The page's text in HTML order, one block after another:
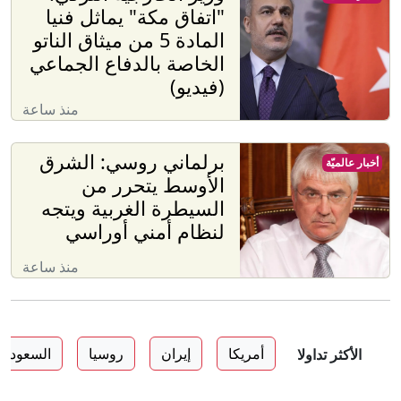
"اتفاق مكة" يماثل فنيا
المادة 5 من ميثاق الناتو
الخاصة بالدفاع الجماعي
(فيديو)
منذ ساعة
برلماني روسي: الشرق
الأوسط يتحرر من
السيطرة الغربية ويتجه
لنظام أمني أوراسي
منذ ساعة
أخبار عالميّة
الأكثر تداولا أمريكا إيران روسيا